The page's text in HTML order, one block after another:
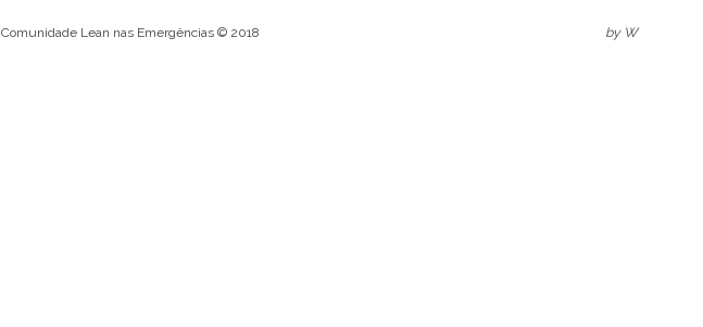
Comunidade Lean nas Emergências © 2018 by W